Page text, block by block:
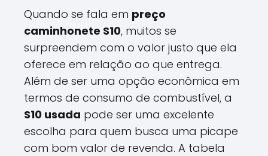
Quando se fala em preço
caminhonete S10, muitos se
surpreendem com o valor justo que ela
oferece em relação ao que entrega.
Além de ser uma opção econômica em
termos de consumo de combustível, a
S10 usada pode ser uma excelente
escolha para quem busca uma picape
com bom valor de revenda. A tabela